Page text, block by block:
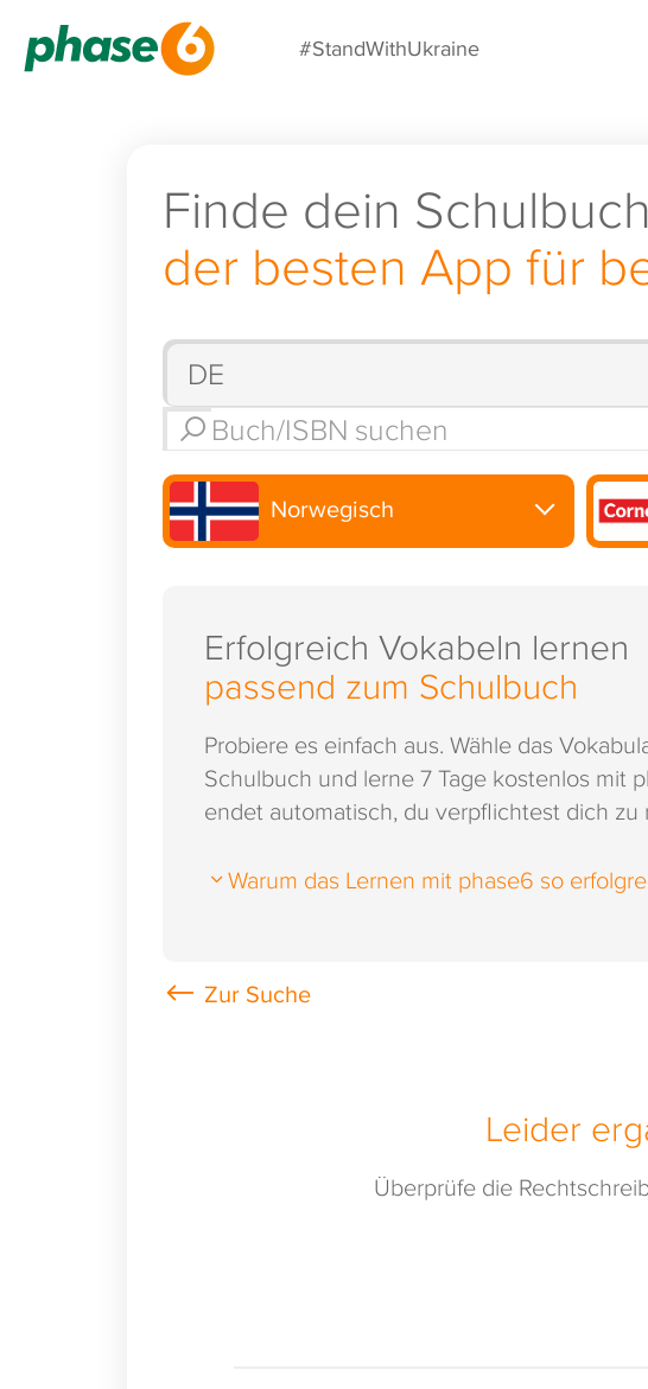
#StandWithUkraine
Finde dein
der besten App für
Norwegisch
Erfolgreich Vokabeln lernen
passend zum Schulbuch
Probiere es einfach aus. Wähle das
Schulbuch und lerne 7 Tage kostenlos mit
endet automatisch, du verpflichtest dich zu
Warum das Lernen mit phase6 so
Leider
Überprüfe die